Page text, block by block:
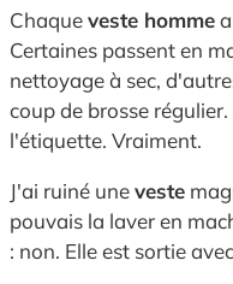
Chaqueveste homme
Certaines passent en
nettoyage à sec,
coup de brosse
l'étiquette. Vraiment.
J'ai ruiné uneveste
pouvais la laver en
: non. Elle est sortie